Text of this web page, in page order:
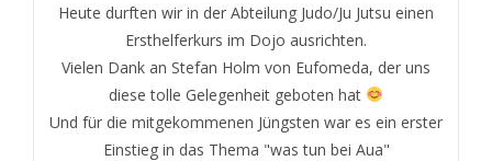
Heute durften wir in der Abteilung Judo/Ju Jutsu einen
Ersthelferkurs im Dojo ausrichten.
Vielen Dank an Stefan Holm von Eufomeda, der uns
diese tolle Gelegenheit geboten hat
Und für die mitgekommenen Jüngsten war es ein erster
Einstieg in das Thema "was tun bei Aua"